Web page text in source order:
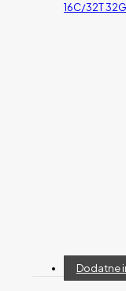
16C/32T
Dodatne